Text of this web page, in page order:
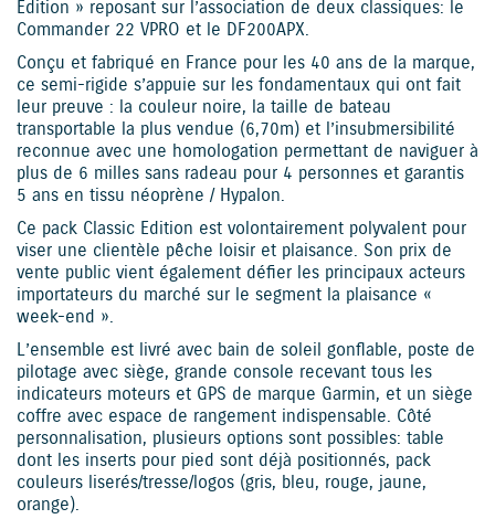
Edition » reposant sur l’association de deux classiques: le
Commander 22 VPRO et le DF200APX.
Conçu et fabriqué en France pour les 40 ans de la marque,
ce semi-rigide s’appuie sur les fondamentaux qui ont fait
leur preuve : la couleur noire, la taille de bateau
transportable la plus vendue (6,70m) et l’insubmersibilité
reconnue avec une homologation permettant de naviguer à
plus de 6 milles sans radeau pour 4 personnes et garantis
5 ans en tissu néoprène / Hypalon.
Ce pack Classic Edition est volontairement polyvalent pour
viser une clientèle pêche loisir et plaisance. Son prix de
vente public vient également défier les principaux acteurs
importateurs du marché sur le segment la plaisance «
week-end ».
L’ensemble est livré avec bain de soleil gonflable, poste de
pilotage avec siège, grande console recevant tous les
indicateurs moteurs et GPS de marque Garmin, et un siège
coffre avec espace de rangement indispensable. Côté
personnalisation, plusieurs options sont possibles: table
dont les inserts pour pied sont déjà positionnés, pack
couleurs liserés/tresse/logos (gris, bleu, rouge, jaune,
orange).